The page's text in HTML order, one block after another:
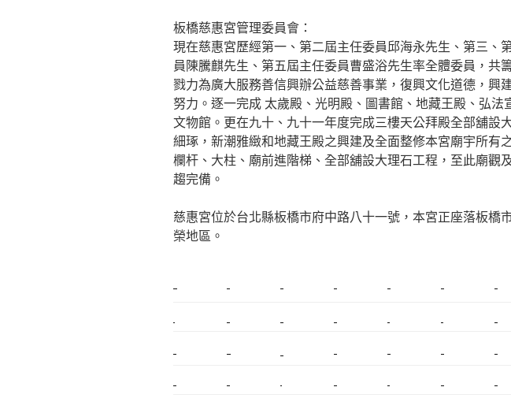
板橋慈惠宮管理委員會：
現在慈惠宮歷經第一、第二屆主任委員邱海永先生、第三、
員陳騰麒先生、第五屆主任委員曹盛浴先生率全體委員，共
戮力為廣大服務善信興辦公益慈善事業，復興文化道德，興
努力。逐一完成 太歲殿、光明殿、圖書館、地藏王殿、弘法
文物館。更在九十、九十一年度完成三樓天公拜殿全部舖設
細琢，新潮雅緻和地藏王殿之興建及全面整修本宮廟宇所有
欄杆、大柱、廟前進階梯、全部舖設大理石工程，至此廟觀
趨完備。
慈惠宮位於台北縣板橋市府中路八十一號，本宮正座落板橋
榮地區。